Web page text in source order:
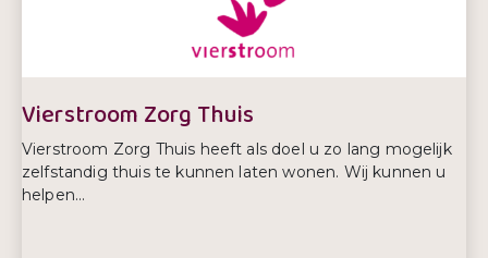
Vierstroom Zorg Thuis
Vierstroom Zorg Thuis heeft als doel u zo lang mogelijk
zelfstandig thuis te kunnen laten wonen. Wij kunnen u
helpen...